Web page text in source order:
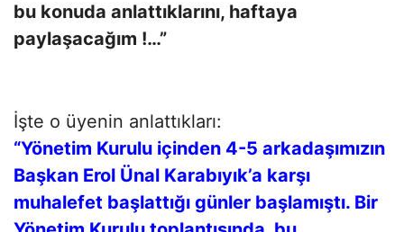
bu konuda anlattıklarını, haftaya
paylaşacağım !…”
İşte o üyenin anlattıkları:
“Yönetim Kurulu içinden 4-5 arkadaşımızın
Başkan Erol Ünal Karabıyık’a karşı
muhalefet başlattığı günler başlamıştı. Bir